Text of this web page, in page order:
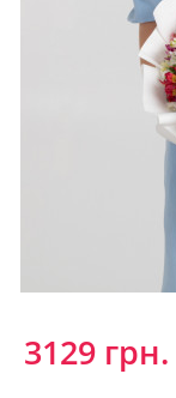
3129 грн.